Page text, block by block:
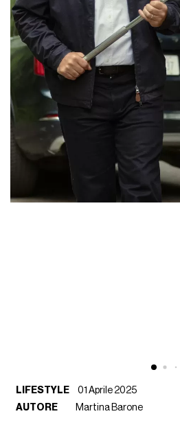
LIFESTYLE
01 Aprile 2025
AUTORE
Martina Barone